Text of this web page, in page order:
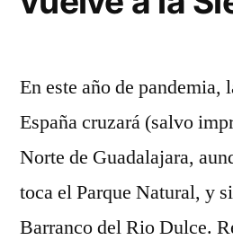
En este año de
España cruzará (salvo
Norte de Guadalajara,
toca el Parque Natural, y
Barranco del Rio Dulce.